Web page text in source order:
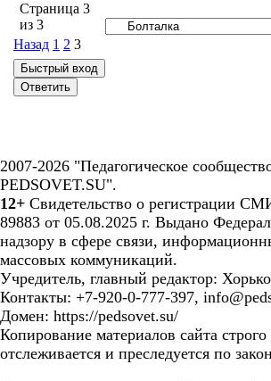
Страница 3
из 3
Назад 1 2 3
2007-2026 "Педагогическое
PEDSOVET.SU".
12+ Свидетельство о регистрации
89883 от 05.08.2025 г. Выдано
надзору в сфере связи,
массовых коммуникаций.
Учредитель, главный редактор:
Контакты: +7-920-0-777-397,
Домен: https://pedsovet.su/
Копирование материалов сайта строго
отслеживается и преследуется по